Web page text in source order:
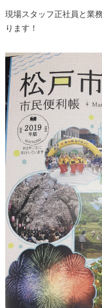
現場スタッフ正社員と業
ります！